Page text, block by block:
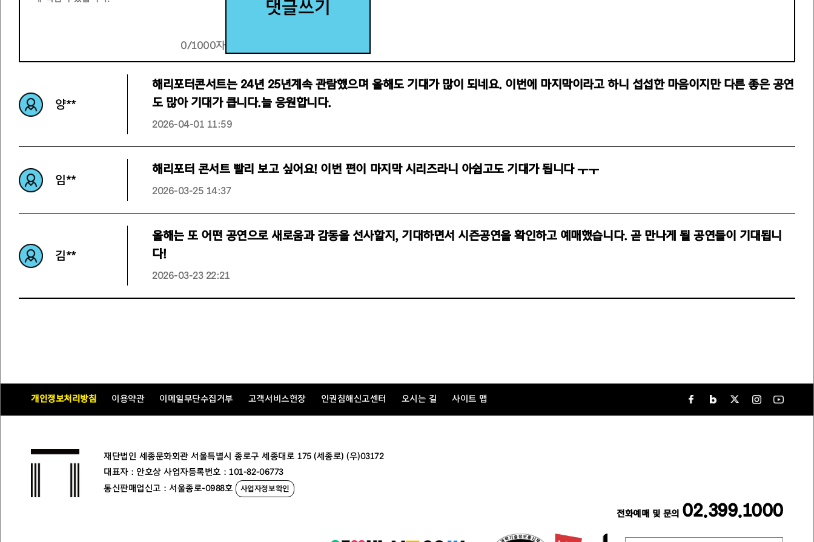
0/1000자
댓글쓰기
양**
해리포터콘서트는 24년 25년계속 관람했으며 올해도 기대가 많이 되네요. 이번에 마지막이라고 하니 섭섭한 마음이지만 다른 좋은 공연
도 많아 기대가 큽니다.늘 응원합니다.
2026-04-01 11:59
임**
해리포터 콘서트 빨리 보고 싶어요! 이번 편이 마지막 시리즈라니 아쉽고도 기대가 됩니다 ㅜㅜ
2026-03-25 14:37
김**
올해는 또 어떤 공연으로 새로움과 감동을 선사할지, 기대하면서 시즌공연을 확인하고 예매했습니다. 곧 만나게 될 공연들이 기대됩니
다!
2026-03-23 22:21
개인정보처리방침 이용약관 이메일무단수집거부 고객서비스헌장 인권침해신고센터 오시는 길 사이트 맵
재단법인 세종문화회관 서울특별시 종로구 세종대로 175 (세종로) (우)03172
대표자 : 안호상 사업자등록번호 : 101-82-06773
통신판매업신고 : 서울종로-0988호
사업자정보확인
전화예매 및 문의 02.399.1000